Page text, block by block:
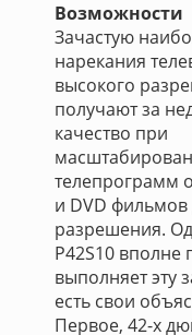
Возможности
Зачастую
нарекания
высокого
получают за
качество при
телепрограмм
и DVD фильмов
разрешения.
P42S10 вполне
выполняет эту
есть свои
Первое, 42-х